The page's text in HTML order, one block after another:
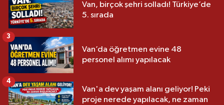
Van, birçok şehri solladı! Türkiye’de
5. sırada
Van’da öğretmen evine 48
personel alımı yapılacak
3
Van'a dev yaşam alanı geliyor! Peki
proje nerede yapılacak, ne zaman
4